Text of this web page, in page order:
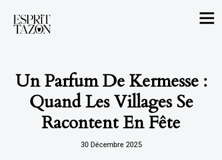
Un Parfum De Kermesse :
Quand Les Villages Se
Racontent En Fête
30 Décembre 2025